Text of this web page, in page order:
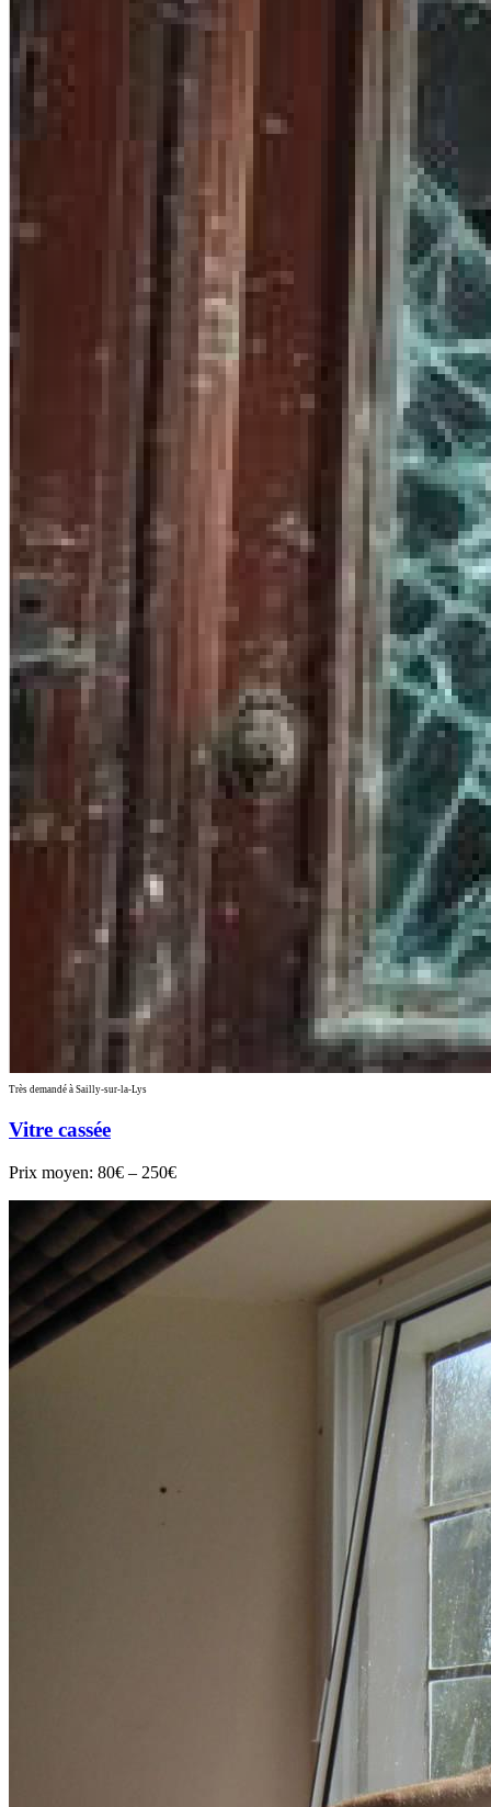
Très demandé à Sailly-sur-la-Lys
Vitre cassée
Prix moyen: 80€ – 250€